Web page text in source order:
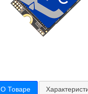
О Товаре